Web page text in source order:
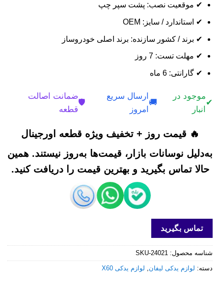
✔ موقعیت نصب: پشت سپر چپ
✔ استاندارد / سایز: OEM
✔ برند / کشور سازنده: برند اصلی خودروساز
✔ مهلت تست: 7 روز
✔ گارانتی: 6 ماه
✔
موجود در
انبار
🚚
ارسال سریع
امروز
🛡️
ضمانت اصالت
قطعه
🔥 قیمت روز + تخفیف ویژه قطعه اورجینال
به‌دلیل نوسانات بازار، قیمت‌ها به‌روز نیستند. همین
حالا تماس بگیرید و بهترین قیمت را دریافت کنید.
تماس بگیرید
شناسه محصول: SKU-24021
دسته: لوازم یدکی لیفان, لوازم یدکی X60